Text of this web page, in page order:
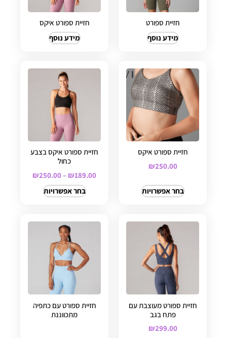
חזיית ספורט
מידע נוסף
חזיית ספורט איקס
מידע נוסף
חזיית ספורט איקס
₪250.00
בחר אפשרויות
חזיית ספורט איקס בצבע
כחול
₪189.00
–
₪250.00
בחר אפשרויות
חזיית ספורט מעוצבת עם
פתח בגב
₪299.00
חזיית ספורט עם כתפיה
מתכווננת